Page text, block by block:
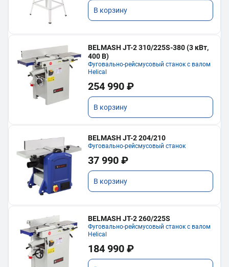
В корзину
BELMASH JT-2 310/225S-380 (3 кВт,
400 В)
Фуговально-рейсмусовый станок с валом
Helical
254 990 ₽
В корзину
BELMASH JT-2 204/210
Фуговально-рейсмусовый станок
37 990 ₽
В корзину
BELMASH JT-2 260/225S
Фуговально-рейсмусовый станок с валом
Helical
184 990 ₽